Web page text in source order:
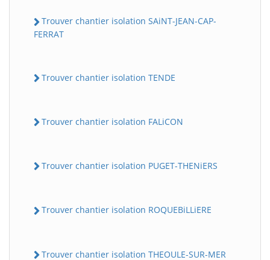
Trouver chantier isolation SAiNT-JEAN-CAP-
FERRAT
Trouver chantier isolation TENDE
Trouver chantier isolation FALiCON
Trouver chantier isolation PUGET-THENiERS
Trouver chantier isolation ROQUEBiLLiERE
Trouver chantier isolation THEOULE-SUR-MER